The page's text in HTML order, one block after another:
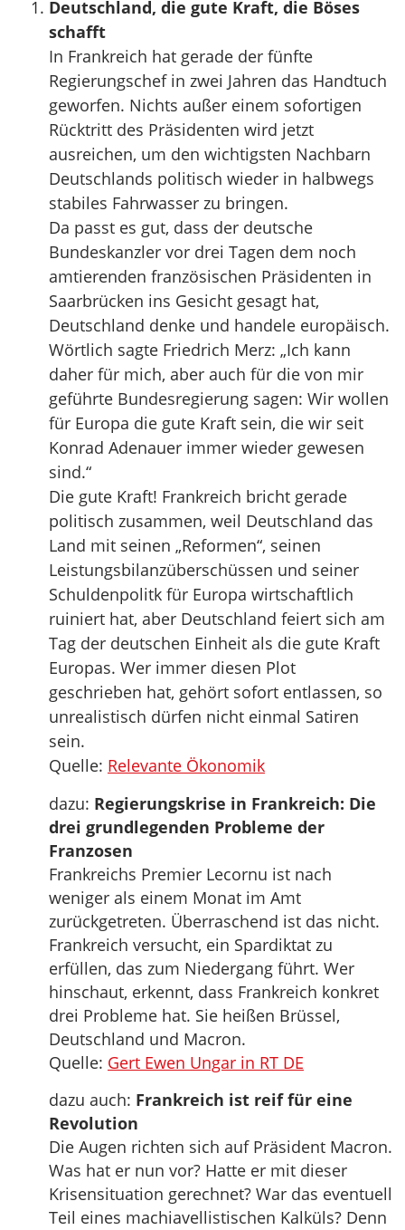
Deutschland, die gute Kraft, die Böses
schafft
In Frankreich hat gerade der fünfte
Regierungschef in zwei Jahren das Handtuch
geworfen. Nichts außer einem sofortigen
Rücktritt des Präsidenten wird jetzt
ausreichen, um den wichtigsten Nachbarn
Deutschlands politisch wieder in halbwegs
stabiles Fahrwasser zu bringen.
Da passt es gut, dass der deutsche
Bundeskanzler vor drei Tagen dem noch
amtierenden französischen Präsidenten in
Saarbrücken ins Gesicht gesagt hat,
Deutschland denke und handele europäisch.
Wörtlich sagte Friedrich Merz: „Ich kann
daher für mich, aber auch für die von mir
geführte Bundesregierung sagen: Wir wollen
für Europa die gute Kraft sein, die wir seit
Konrad Adenauer immer wieder gewesen
sind.“
Die gute Kraft! Frankreich bricht gerade
politisch zusammen, weil Deutschland das
Land mit seinen „Reformen“, seinen
Leistungsbilanzüberschüssen und seiner
Schuldenpolitk für Europa wirtschaftlich
ruiniert hat, aber Deutschland feiert sich am
Tag der deutschen Einheit als die gute Kraft
Europas. Wer immer diesen Plot
geschrieben hat, gehört sofort entlassen, so
unrealistisch dürfen nicht einmal Satiren
sein.
Quelle: Relevante Ökonomik
dazu: Regierungskrise in Frankreich: Die
drei grundlegenden Probleme der
Franzosen
Frankreichs Premier Lecornu ist nach
weniger als einem Monat im Amt
zurückgetreten. Überraschend ist das nicht.
Frankreich versucht, ein Spardiktat zu
erfüllen, das zum Niedergang führt. Wer
hinschaut, erkennt, dass Frankreich konkret
drei Probleme hat. Sie heißen Brüssel,
Deutschland und Macron.
Quelle: Gert Ewen Ungar in RT DE
dazu auch: Frankreich ist reif für eine
Revolution
Die Augen richten sich auf Präsident Macron.
Was hat er nun vor? Hatte er mit dieser
Krisensituation gerechnet? War das eventuell
Teil eines machiavellistischen Kalküls? Denn